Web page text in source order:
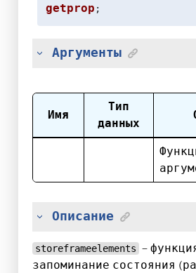
getprop ;
Аргументы
Имя
Тип
данных
Описание
storeframeelements –
запоминание состояния